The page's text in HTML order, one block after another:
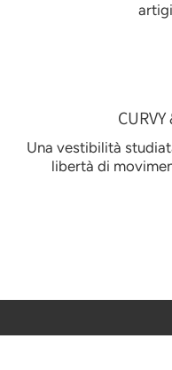
Una vestibilità
libertà di